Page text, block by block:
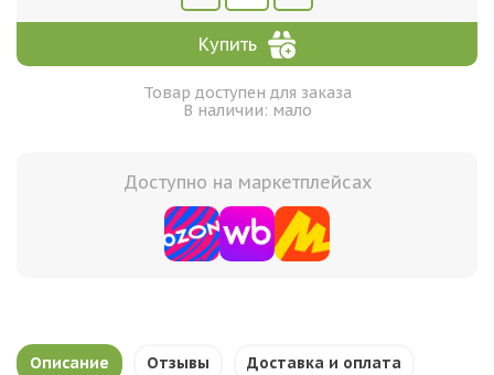
Купить
Товар доступен для заказа
В наличии: мало
Доступно на маркетплейсах
Описание Отзывы Доставка и оплата